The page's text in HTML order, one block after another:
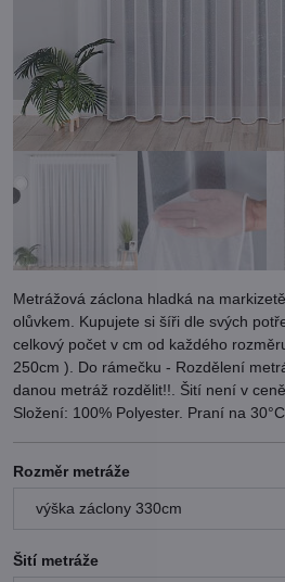
Metrážová záclona hladká na
olůvkem. Kupujete si šíři dle svých
celkový počet v cm od každého
250cm ). Do rámečku - Rozdělení
danou metráž rozdělit!!. Šití není v
Složení: 100% Polyester. Praní na 30°C
Rozměr metráže
Šití metráže